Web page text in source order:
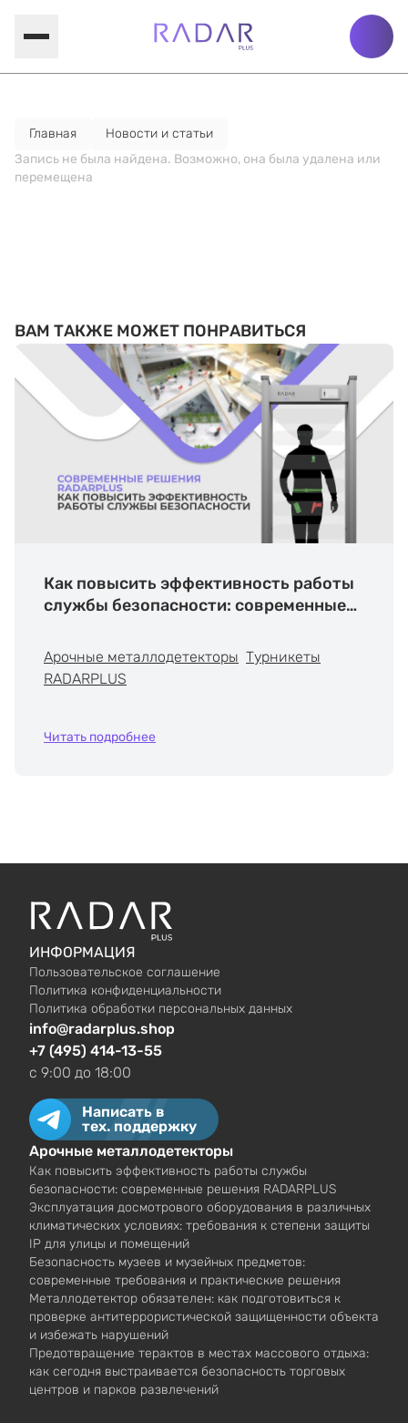
Главная
Новости и статьи
Запись не была найдена. Возможно, она была удалена или
перемещена
ВАМ ТАКЖЕ МОЖЕТ ПОНРАВИТЬСЯ
Как повысить эффективность работы
службы безопасности: современные
Арочные металлодетекторы Турникеты
RADARPLUS
Читать подробнее
ИНФОРМАЦИЯ
Пользовательское соглашение
Политика конфиденциальности
Политика обработки персональных данных
info@radarplus.shop
+7 (495) 414-13-55
c 9:00 до 18:00
Написать в
тех. поддержку
Арочные металлодетекторы
Как повысить эффективность работы службы
безопасности: современные решения RADARPLUS
Эксплуатация досмотрового оборудования в различных
климатических условиях: требования к степени защиты
IP для улицы и помещений
Безопасность музеев и музейных предметов:
современные требования и практические решения
Металлодетектор обязателен: как подготовиться к
проверке антитеррористической защищенности объекта
и избежать нарушений
Предотвращение терактов в местах массового отдыха:
как сегодня выстраивается безопасность торговых
центров и парков развлечений